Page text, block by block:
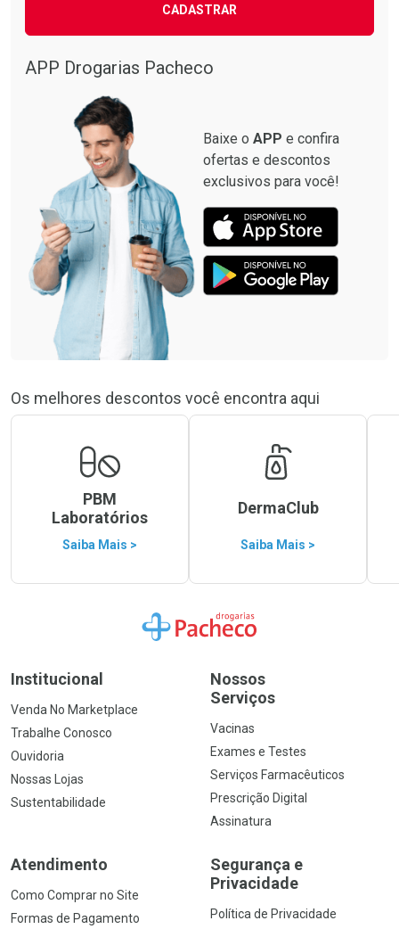
CADASTRAR
APP Drogarias Pacheco
Baixe o APP e confira
ofertas e descontos
exclusivos para você!
Os melhores descontos você encontra aqui
PBM
Laboratórios
Saiba Mais >
DermaClub
Saiba Mais >
Ir para a Home
Institucional
Venda No Marketplace
Trabalhe Conosco
Ouvidoria
Nossas Lojas
Sustentabilidade
Nossos
Serviços
Vacinas
Exames e Testes
Serviços Farmacêuticos
Prescrição Digital
Assinatura
Atendimento
Como Comprar no Site
Formas de Pagamento
Segurança e
Privacidade
Política de Privacidade